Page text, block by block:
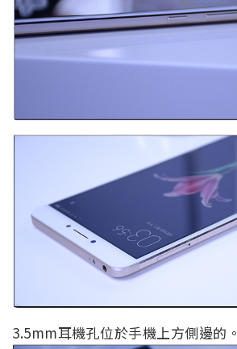
3.5mm耳機孔位於手機上方側邊的。